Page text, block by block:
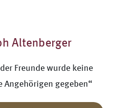
Altenberger
Freunde wurde keine
gegeben“